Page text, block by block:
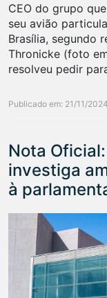
CEO do grupo
seu avião
Brasília, segundo
Thronicke (foto
resolveu pedir
Publicado em: 21/11/2024
Nota
investiga
à